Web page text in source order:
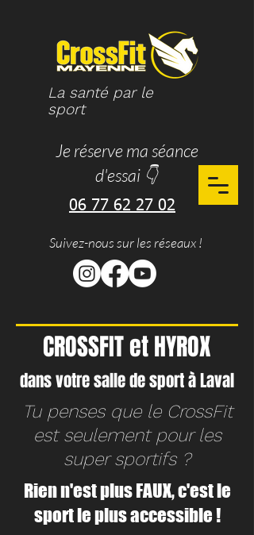
La santé par le
sport
Suivez-nous sur les réseaux !
06 77 62 27 02
Je réserve ma séance
d'essai 👇
CROSSFIT et HYROX
dans votre salle de sport à Laval
Tu penses que le CrossFit
est seulement pour les
super sportifs ?
Rien n'est plus FAUX, c'est le
sport le plus accessible !